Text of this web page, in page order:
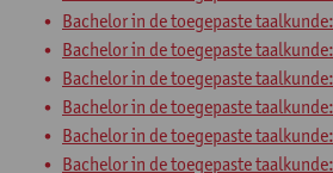
Bachelor in de toegepaste
Bachelor in de toegepaste
Bachelor in de toegepaste
Bachelor in de toegepaste
Bachelor in de toegepaste
Bachelor in de toegepaste